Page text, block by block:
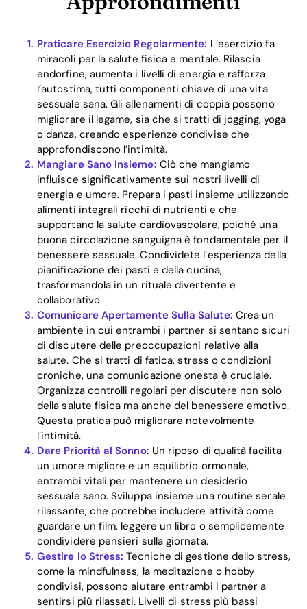
Home
Blog
Download
Praticare Esercizio Regolarmente: L’esercizio fa
miracoli per la salute fisica e mentale. Rilascia
endorfine, aumenta i livelli di energia e rafforza
l’autostima, tutti componenti chiave di una vita
sessuale sana. Gli allenamenti di coppia possono
migliorare il legame, sia che si tratti di jogging, yoga
o danza, creando esperienze condivise che
approfondiscono l’intimità.
Mangiare Sano Insieme: Ciò che mangiamo
influisce significativamente sui nostri livelli di
energia e umore. Prepara i pasti insieme utilizzando
alimenti integrali ricchi di nutrienti e che
supportano la salute cardiovascolare, poiché una
buona circolazione sanguigna è fondamentale per il
benessere sessuale. Condividete l’esperienza della
pianificazione dei pasti e della cucina,
trasformandola in un rituale divertente e
collaborativo.
Comunicare Apertamente Sulla Salute: Crea un
ambiente in cui entrambi i partner si sentano sicuri
di discutere delle preoccupazioni relative alla
salute. Che si tratti di fatica, stress o condizioni
croniche, una comunicazione onesta è cruciale.
Organizza controlli regolari per discutere non solo
della salute fisica ma anche del benessere emotivo.
Questa pratica può migliorare notevolmente
l’intimità.
Dare Priorità al Sonno: Un riposo di qualità facilita
un umore migliore e un equilibrio ormonale,
entrambi vitali per mantenere un desiderio
sessuale sano. Sviluppa insieme una routine serale
rilassante, che potrebbe includere attività come
guardare un film, leggere un libro o semplicemente
condividere pensieri sulla giornata.
Gestire lo Stress: Tecniche di gestione dello stress,
come la mindfulness, la meditazione o hobby
condivisi, possono aiutare entrambi i partner a
sentirsi più rilassati. Livelli di stress più bassi